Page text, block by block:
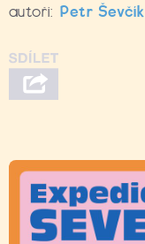
autoři: Petr Ševčík